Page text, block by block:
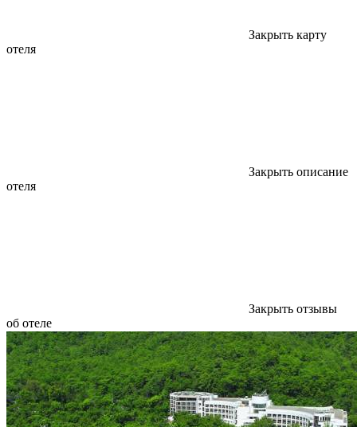
Закрыть карту
отеля
Закрыть описание
отеля
Закрыть отзывы
об отеле